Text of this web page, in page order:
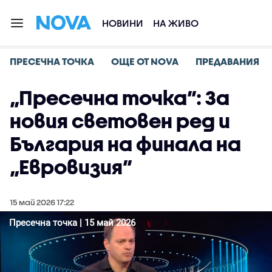
НОВИНИ НА ЖИВО
ПРЕСЕЧНА ТОЧКА ОЩЕ ОТ NOVA ПРЕДАВАНИЯ
„Пресечна точка”: За
новия световен ред и
България на финала на
„Евровизия”
15 май 2026 17:22